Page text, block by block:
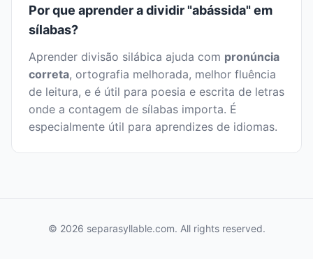
Por que aprender a dividir "abássida" em
sílabas?
Aprender divisão silábica ajuda com pronúncia
correta, ortografia melhorada, melhor fluência
de leitura, e é útil para poesia e escrita de letras
onde a contagem de sílabas importa. É
especialmente útil para aprendizes de idiomas.
© 2026 separasyllable.com. All rights reserved.